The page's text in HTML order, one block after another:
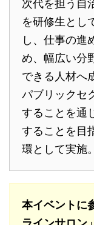
次代を担う自
を研修生とし
し、仕事の進
め、幅広い分
できる人材へ
パブリックセ
することを通
することを目
環として実施。
本イベントに